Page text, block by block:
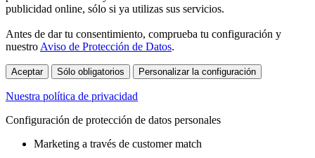
publicidad online, sólo si ya utilizas sus servicios.
Antes de dar tu consentimiento, comprueba tu configuración y
nuestro Aviso de Protección de Datos.
Aceptar Sólo obligatorios Personalizar la configuración
Nuestra política de privacidad
Configuración de protección de datos personales
Marketing a través de customer match